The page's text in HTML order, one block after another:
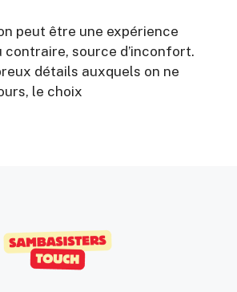
peut être une expérience
contraire, source d’inconfort.
détails auxquels on ne
le choix